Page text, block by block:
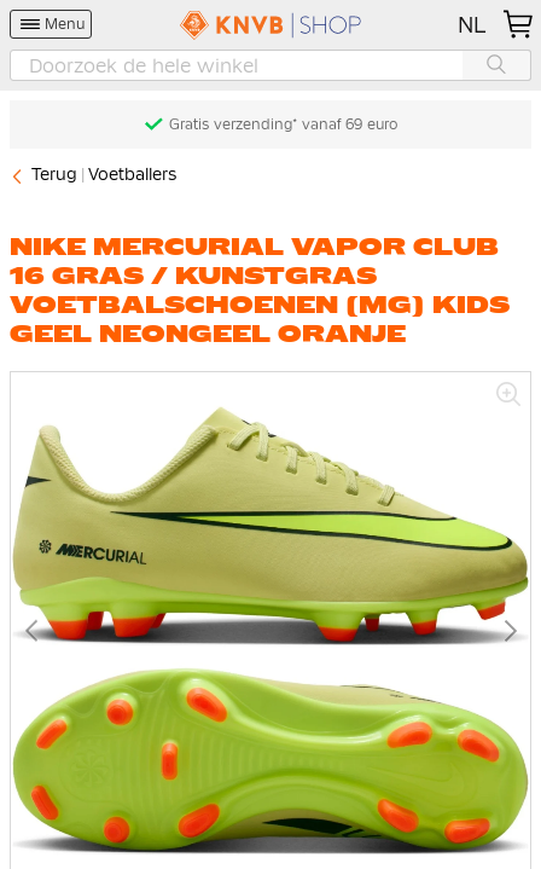
Menu NL
Gratis verzending* vanaf 69 euro
Terug Voetballers
NIKE MERCURIAL VAPOR CLUB
16 GRAS / KUNSTGRAS
VOETBALSCHOENEN (MG) KIDS
GEEL NEONGEEL ORANJE
einde
afbeeldingen-
gallerij